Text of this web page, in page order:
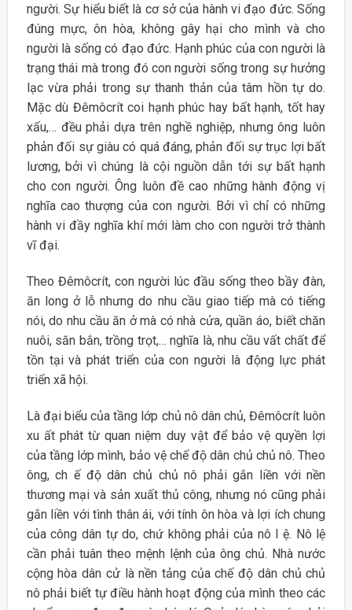
người. Sự hiểu biết là cơ sở của hành vi đạo đức. Sống
đúng mực, ôn hòa, không gây hại cho mình và cho
người là sống có đạo đức. Hạnh phúc của con người là
trạng thái mà trong đó con người sống trong sự hưởng
lạc vừa phải trong sự thanh thản của tâm hồn tự do.
Mặc dù Đêmôcrít coi hạnh phúc hay bất hạnh, tốt hay
xấu,… đều phải dựa trên nghề nghiệp, nhưng ông luôn
phản đối sự giàu có quá đáng, phản đối sự trục lợi bất
lương, bởi vì chúng là cội nguồn dẫn tới sự bất hạnh
cho con người. Ông luôn đề cao những hành động vị
nghĩa cao thượng của con người. Bởi vì chỉ có những
hành vi đầy nghĩa khí mới làm cho con người trở thành
vĩ đại.
Theo Đêmôcrít, con người lúc đầu sống theo bầy đàn,
ăn long ở lỗ nhưng do nhu cầu giao tiếp mà có tiếng
nói, do nhu cầu ăn ở mà có nhà cửa, quần áo, biết chăn
nuôi, săn bắn, trồng trọt,… nghĩa là, nhu cầu vất chất để
tồn tại và phát triển của con người là động lực phát
triển xã hội.
Là đại biểu của tầng lớp chủ nô dân chủ, Đêmôcrít luôn
xu ất phát từ quan niệm duy vật để bảo vệ quyền lợi
của tầng lớp mình, bảo vệ chế độ dân chủ chủ nô. Theo
ông, ch ế độ dân chủ chủ nô phải gắn liền với nền
thương mại và sản xuất thủ công, nhưng nó cũng phải
gắn liền với tình thân ái, với tính ôn hòa và lợi ích chung
của công dân tự do, chứ không phải của nô l ệ. Nô lệ
cần phải tuân theo mệnh lệnh của ông chủ. Nhà nước
cộng hòa dân cử là nền tảng của chế độ dân chủ chủ
nô phải biết tự điều hành hoạt động của mình theo các